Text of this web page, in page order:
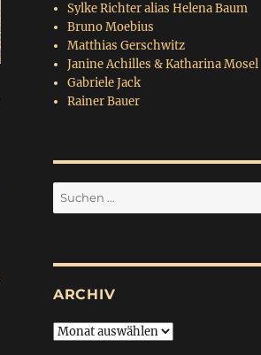
Sylke Richter alias Helena Baum
Bruno Moebius
Matthias Gerschwitz
Janine Achilles & Katharina Mosel
Gabriele Jack
Rainer Bauer
Suchen
nach:
ARCHIV
Archiv